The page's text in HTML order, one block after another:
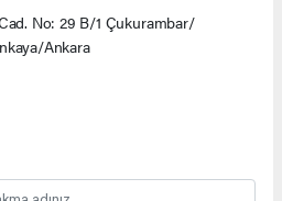
No: 29 B/1 Çukurambar/
Ankara